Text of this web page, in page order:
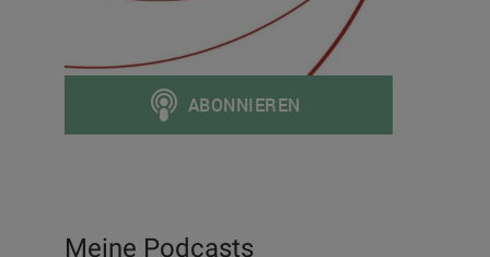
Meine Podcasts